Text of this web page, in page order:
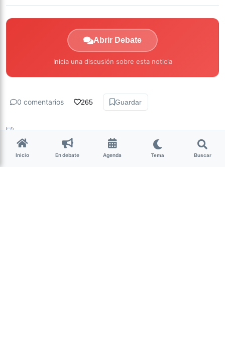
Abrir Debate
Inicia una discusión sobre esta noticia
0 comentarios 265 Guardar
hace 9 años • 3 min de lectura
Inicio En debate Agenda Tema Buscar